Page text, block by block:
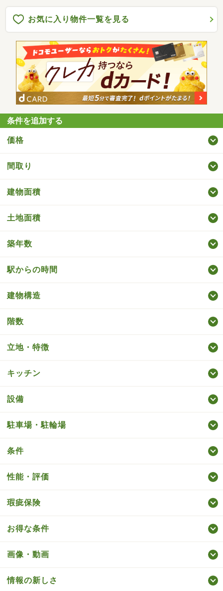
お気に入り物件一覧を見る
条件を追加する
価格
間取り
建物面積
土地面積
築年数
駅からの時間
建物構造
階数
立地・特徴
キッチン
設備
駐車場・駐輪場
条件
性能・評価
瑕疵保険
お得な条件
画像・動画
情報の新しさ